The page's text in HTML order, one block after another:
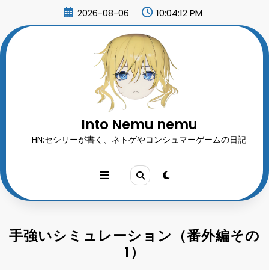
ン
ツ
2026-08-06 10:04:13 PM
Into Nemu nemu
HN:セシリーが書く、ネトゲやコンシュマーゲームの日記
手強いシミュレーション（番外編その
1）